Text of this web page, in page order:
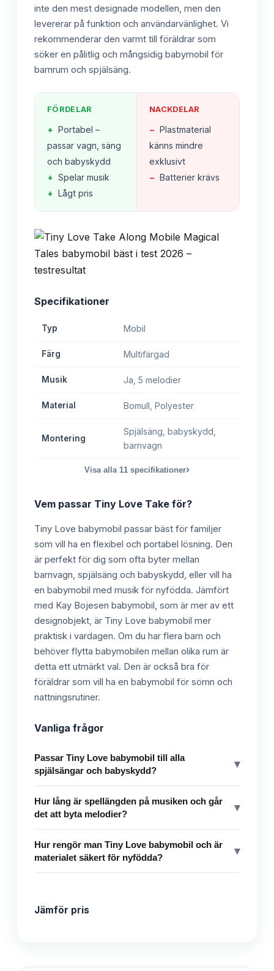
inte den mest designade modellen, men den
levererar på funktion och användarvänlighet. Vi
rekommenderar den varmt till föräldrar som
söker en pålitlig och mångsidig babymobil för
barnrum och spjälsäng.
FÖRDELAR
+ Portabel –
passar vagn, säng
och babyskydd
+ Spelar musik
+ Lågt pris
NACKDELAR
− Plastmaterial
känns mindre
exklusivt
− Batterier krävs
Specifikationer
Typ Mobil
Färg Multifärgad
Musik Ja, 5 melodier
Material Bomull, Polyester
Montering
Spjälsäng, babyskydd,
barnvagn
Visa alla 11 specifikationer›
Vem passar Tiny Love Take för?
Tiny Love babymobil passar bäst för familjer
som vill ha en flexibel och portabel lösning. Den
är perfekt för dig som ofta byter mellan
barnvagn, spjälsäng och babyskydd, eller vill ha
en babymobil med musik för nyfödda. Jämfört
med Kay Bojesen babymobil, som är mer av ett
designobjekt, är Tiny Love babymobil mer
praktisk i vardagen. Om du har flera barn och
behöver flytta babymobilen mellan olika rum är
detta ett utmärkt val. Den är också bra för
föräldrar som vill ha en babymobil för sömn och
nattningsrutiner.
Vanliga frågor
Passar Tiny Love babymobil till alla
spjälsängar och babyskydd?
▾
Hur lång är spellängden på musiken och går
det att byta melodier?
▾
Hur rengör man Tiny Love babymobil och är
materialet säkert för nyfödda?
▾
Jämför pris